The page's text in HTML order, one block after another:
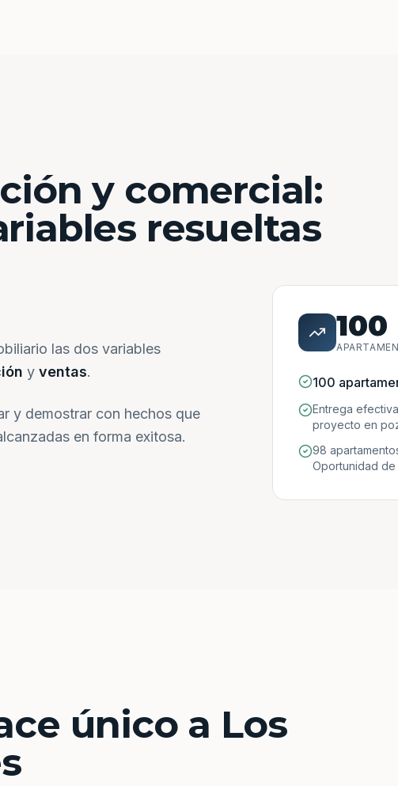
y comercial:
resueltas
las dos variables
y ventas.
y demostrar con hechos que
en forma exitosa.
100
100
Entrega
proyecto en
98
Oportunidad
único a Los